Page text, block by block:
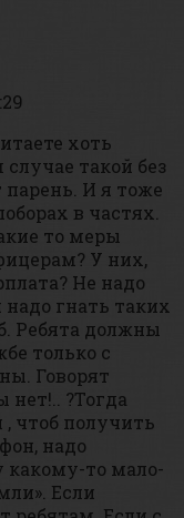
хоть
такой без
И я тоже
в частях.
то меры
У них,
Не надо
гнать таких
Ребята должны
только с
Говорят
?Тогда
, чтоб получить
надо
какому-то мало-
Если